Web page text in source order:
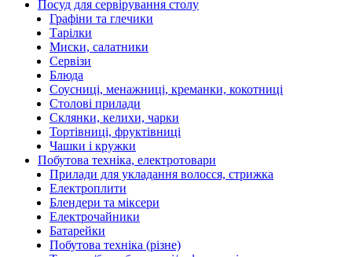
Посуд для сервірування столу
Графіни та глечики
Тарілки
Миски, салатники
Сервізи
Блюда
Соусниці, менажниці, креманки, кокотниці
Столові прилади
Склянки, келихи, чарки
Тортівниці, фруктівниці
Чашки і кружки
Побутова техніка, електротовари
Прилади для укладання волосся, стрижка
Електроплити
Блендери та міксери
Електрочайники
Батарейки
Побутова техніка (різне)